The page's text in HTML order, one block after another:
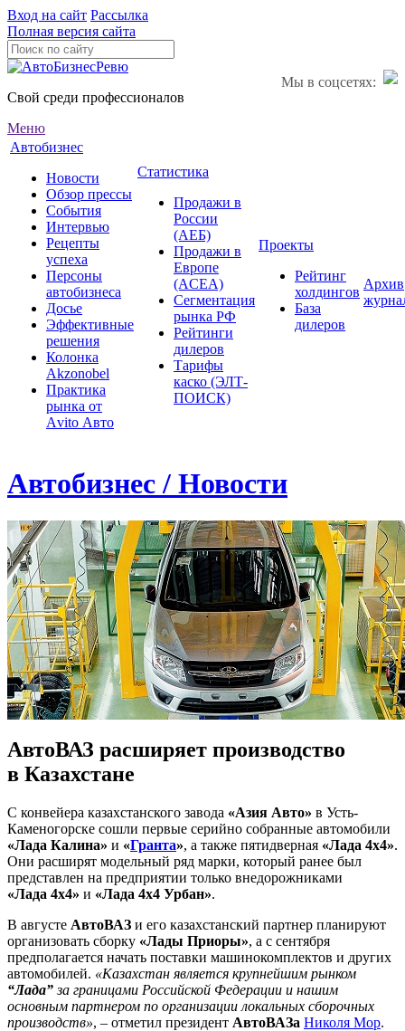
Вход на сайт Рассылка
Полная версия сайта
Мы в соцсетях:
Свой среди профессионалов
Меню
Автобизнес
Новости
Обзор прессы
События
Интервью
Рецепты
успеха
Персоны
автобизнеса
Досье
Эффективные
решения
Колонка
Akzonobel
Практика
рынка от
Аvito Авто
Статистика
Продажи в
России
(АЕБ)
Продажи в
Европе
(ACEA)
Сегментация
рынка РФ
Рейтинги
дилеров
Тарифы
каско (ЭЛТ-
ПОИСК)
Проекты
Рейтинг
холдингов
База
дилеров
Архив
Автобизнес / Новости
АвтоВАЗ расширяет производство
в Казахстане
C конвейера казахстанского завода «Азия Авто» в Усть-
Каменогорске сошли первые серийно собранные автомобили
«Лада Калина» и «Гранта», а также пятидверная «Лада 4x4».
Они расширят модельный ряд марки, который ранее был
представлен на предприятии только внедорожниками
«Лада 4х4» и «Лада 4х4 Урбан».
В августе АвтоВАЗ и его казахстанский партнер планируют
организовать сборку «Лады Приоры», а с сентября
предполагается начать поставки машинокомплектов и других
автомобилей. «Казахстан является крупнейшим рынком
“Лада”за границами Российской Федерации и нашим
основным партнером по организации локальных сборочных
производств», – отметил президент АвтоВАЗа Николя Мор.